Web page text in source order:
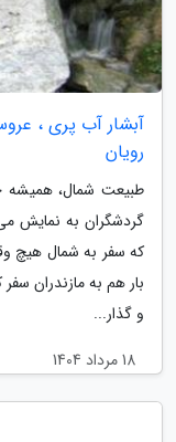
آبشار آب پری ،
رویان
طبیعت شمال، همیشه
گردشگران به نمایش
که سفر به شمال هیچ
بار هم به مازندران
و گذار...
18 مرداد 1404